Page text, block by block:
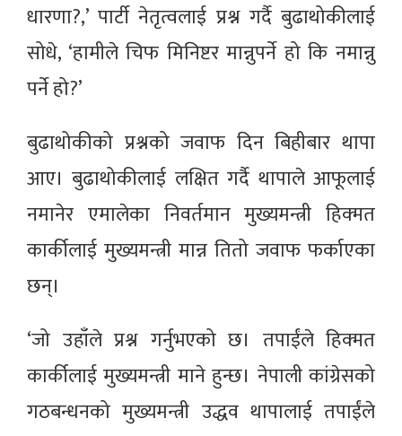
धारणा?,’ पार्टी नेतृत्वलाई प्रश्न गर्दै बुढाथोकीलाई
सोधे, ‘हामीले चिफ मिनिष्टर मान्नुपर्ने हो कि नमान्नु
पर्ने हो?’
बुढाथोकीको प्रश्नको जवाफ दिन बिहीबार थापा
आए। बुढाथोकीलाई लक्षित गर्दै थापाले आफूलाई
नमानेर एमालेका निवर्तमान मुख्यमन्त्री हिक्मत
कार्कीलाई मुख्यमन्त्री मान्न तितो जवाफ फर्काएका
छन्।
‘जो उहाँले प्रश्न गर्नुभएको छ। तपाईंले हिक्मत
कार्कीलाई मुख्यमन्त्री माने हुन्छ। नेपाली कांग्रेसको
गठबन्धनको मुख्यमन्त्री उद्धव थापालाई तपाईंले